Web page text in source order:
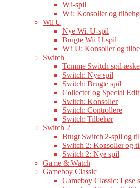
Wii-spil
Wii: Konsoller og
Wii U
Nye Wii U-spil
Brugte Wii U-spil
Wii U: Konsoller og
Switch
Tomme Switch spil-
Switch: Nye spil
Switch: Brugte spil
Collector og Special
Switch: Konsoller
Switch: Controllere
Switch: Tilbehør
Switch 2
Brugt Switch 2-spil og
Switch 2: Konsoller og
Switch 2: Nye spil
Game & Watch
Gameboy Classic
Gameboy Classic: Løse